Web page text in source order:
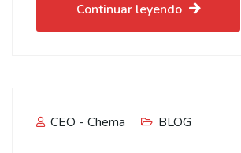
Continuar leyendo
CEO - Chema BLOG